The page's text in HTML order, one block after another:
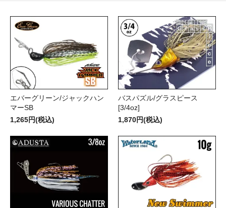
エバーグリーン/ジャックハン
マーSB
1,265円(税込)
バスパズル/グラスピース
[3/4oz]
1,870円(税込)